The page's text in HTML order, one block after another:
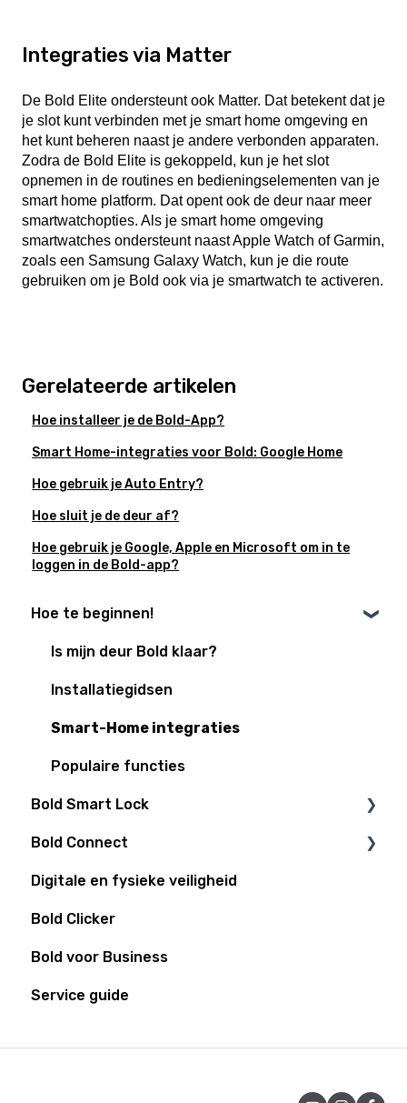
Integraties via Matter
De Bold Elite ondersteunt ook Matter. Dat betekent dat je
je slot kunt verbinden met je smart home omgeving en
het kunt beheren naast je andere verbonden apparaten.
Zodra de Bold Elite is gekoppeld, kun je het slot
opnemen in de routines en bedieningselementen van je
smart home platform. Dat opent ook de deur naar meer
smartwatchopties. Als je smart home omgeving
smartwatches ondersteunt naast Apple Watch of Garmin,
zoals een Samsung Galaxy Watch, kun je die route
gebruiken om je Bold ook via je smartwatch te activeren.
Gerelateerde artikelen
Hoe installeer je de Bold-App?
Smart Home-integraties voor Bold: Google Home
Hoe gebruik je Auto Entry?
Hoe sluit je de deur af?
Hoe gebruik je Google, Apple en Microsoft om in te
loggen in de Bold-app?
Hoe te beginnen!
Is mijn deur Bold klaar?
Installatiegidsen
Smart-Home integraties
Populaire functies
Bold Smart Lock
Ondersteuning
Bold Elite
Batterij
Algemeen
Installatie
Bold Connect
Bold Connect
Bold Controller
Digitale en fysieke veiligheid
Bold Clicker
Bold voor Business
Service guide